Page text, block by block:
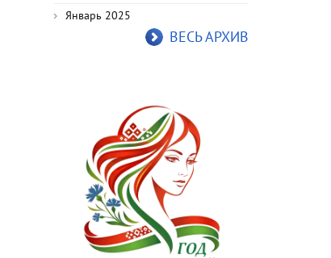
Январь 2025
ВЕСЬ АРХИВ